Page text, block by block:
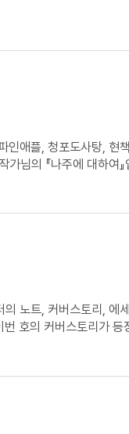
애플, 청포도사탕, 현
작가님의 『나주에 대하여
실을 듣게 됩니다.
호의 커버스토리가
됐다.